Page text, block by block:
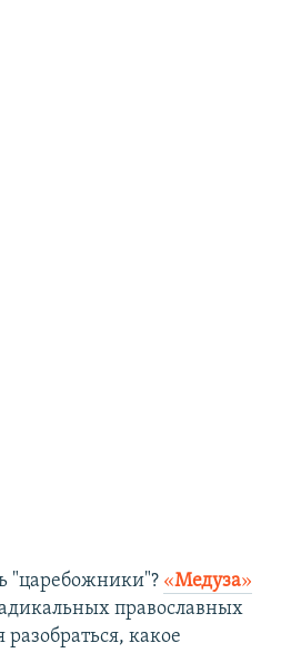
"царебожники"? «Медуза»​
православных
какое